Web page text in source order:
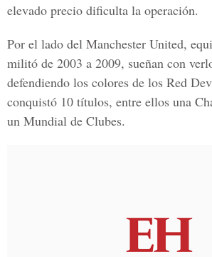
elevado precio dificulta la operación.
Por el lado del Manchester United,
militó de 2003 a 2009, sueñan con
defendiendo los colores de los Red
conquistó 10 títulos, entre ellos una
un Mundial de Clubes.